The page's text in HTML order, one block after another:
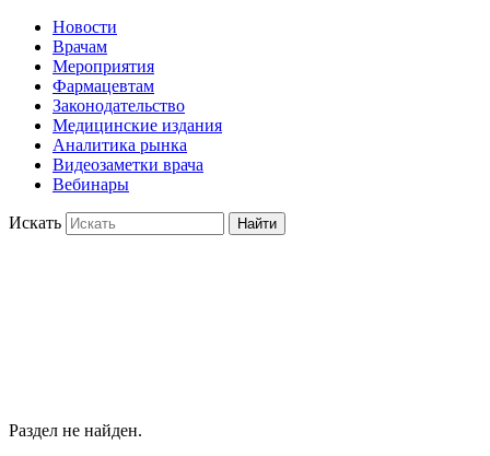
Новости
Врачам
Мероприятия
Фармацевтам
Законодательство
Медицинские издания
Аналитика рынка
Видеозаметки врача
Вебинары
Искать Найти
Раздел не найден.